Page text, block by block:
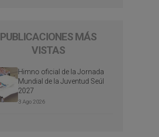
PUBLICACIONES MÁS
VISTAS
Himno oficial de la Jornada
Mundial de la Juventud Seúl
2027
3 Ago 2026